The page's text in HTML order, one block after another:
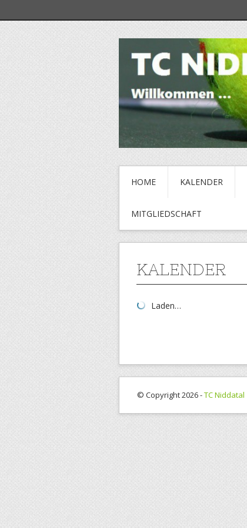
HOME KALENDER
MITGLIEDSCHAFT
KALENDER
Laden…
© Copyright 2026 -TC Niddatal